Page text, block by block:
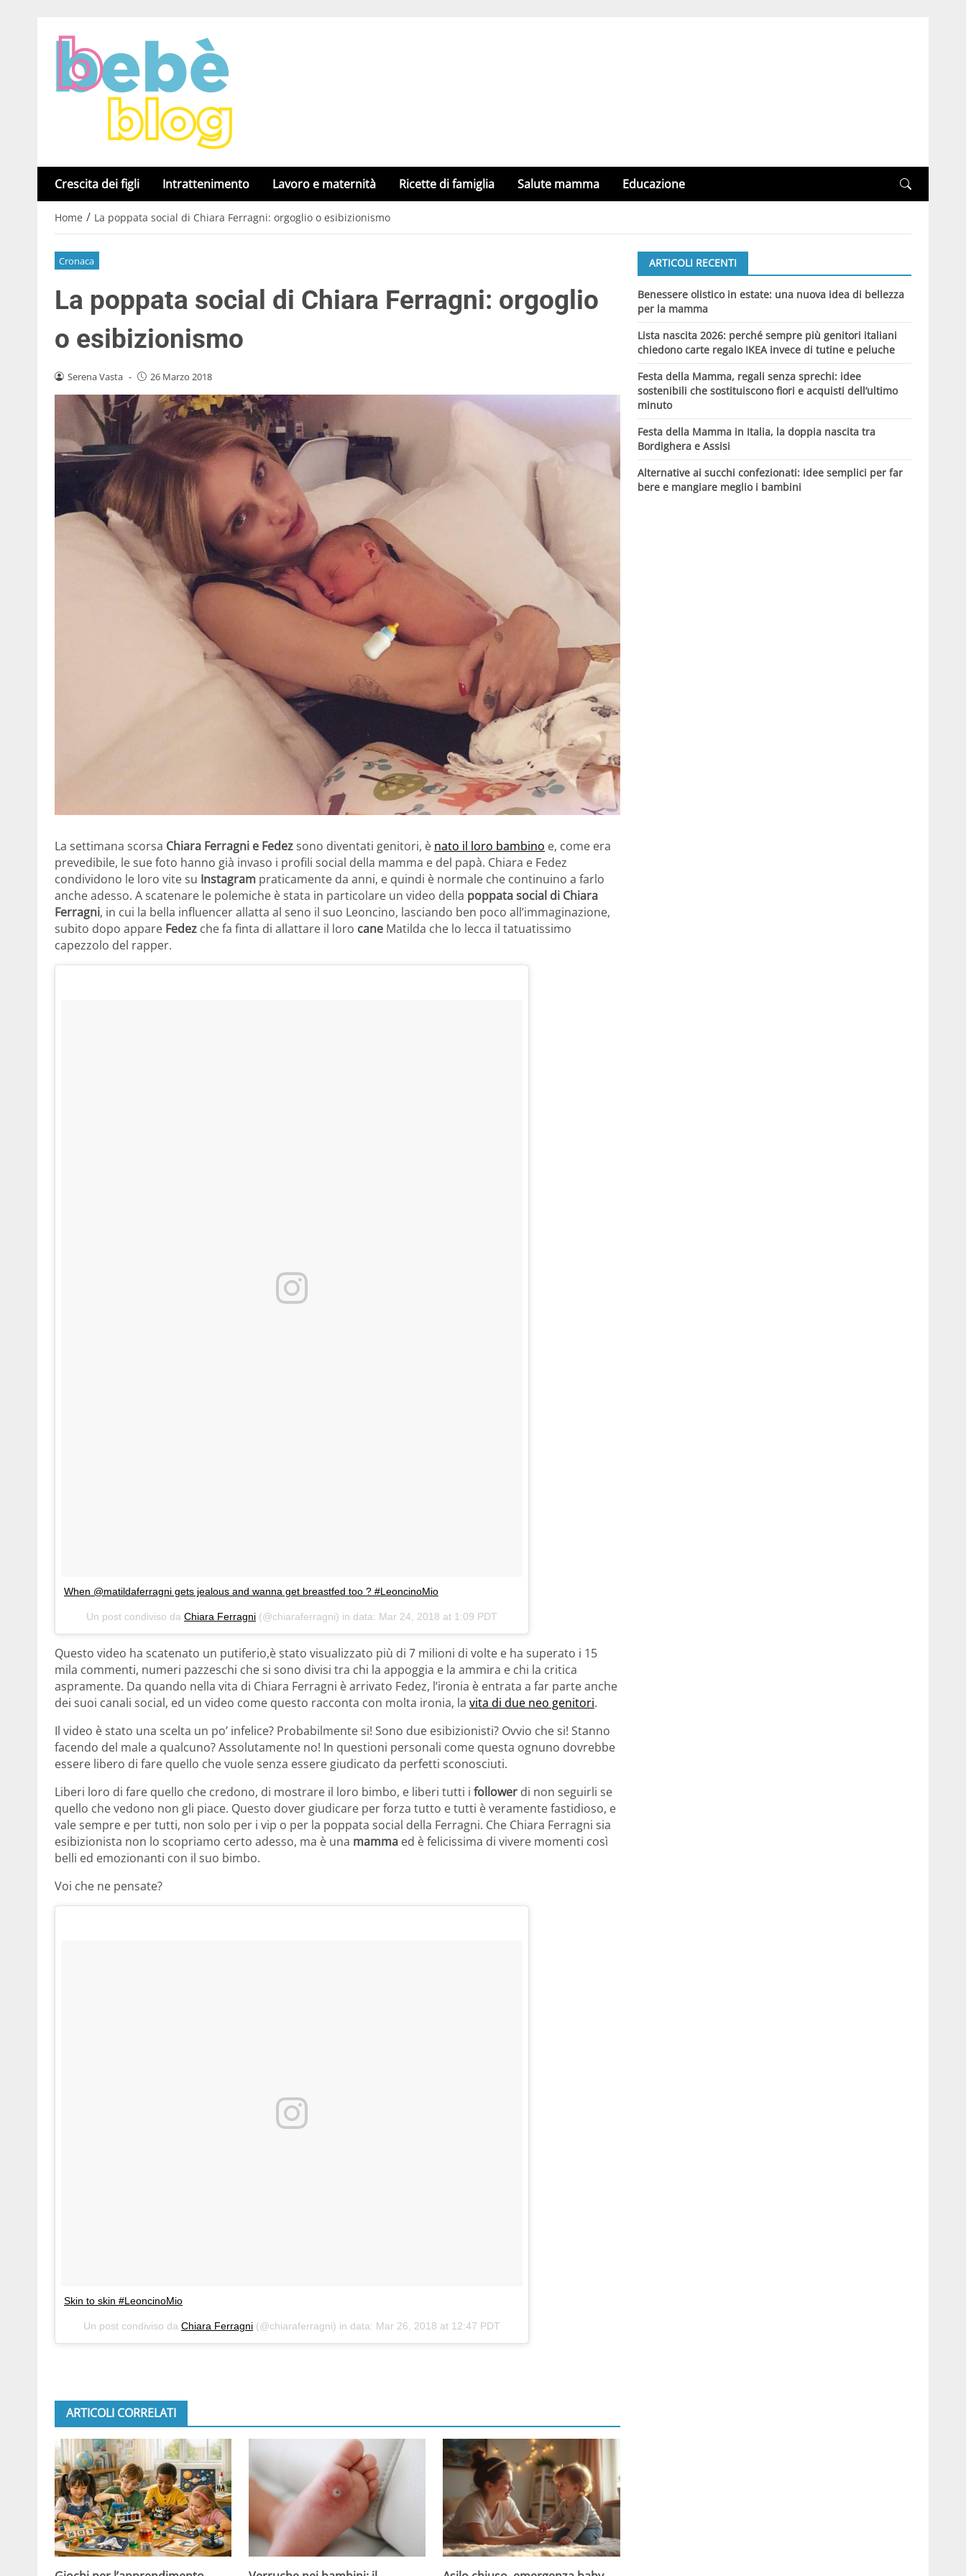
Crescita dei figli Intrattenimento Lavoro e maternità Ricette di famiglia Salute mamma Educazione
Home / La poppata social di Chiara Ferragni: orgoglio o esibizionismo
Cronaca
La poppata social di Chiara Ferragni: orgoglio
o esibizionismo
Serena Vasta - 26 Marzo 2018
La settimana scorsa Chiara Ferragni e Fedezsono diventati genitori, è nato il loro bambino e, come era
prevedibile, le sue foto hanno già invaso i profili social della mamma e del papà. Chiara e Fedez
condividono le loro vite su Instagram praticamente da anni, e quindi è normale che continuino a farlo
anche adesso. A scatenare le polemiche è stata in particolare un video della poppata social di Chiara
Ferragni, in cui la bella influencer allatta al seno il suo Leoncino, lasciando ben poco all’immaginazione,
subito dopo appare Fedez che fa finta di allattare il loro cane Matilda che lo lecca il tatuatissimo
capezzolo del rapper.
When @matildaferragni gets jealous and wanna get breastfed too ? #LeoncinoMio
Un post condiviso da Chiara Ferragni (@chiaraferragni) in data: Mar 24, 2018 at 1:09 PDT
Questo video ha scatenato un putiferio,è stato visualizzato più di 7 milioni di volte e ha superato i 15
mila commenti, numeri pazzeschi che si sono divisi tra chi la appoggia e la ammira e chi la critica
aspramente. Da quando nella vita di Chiara Ferragni è arrivato Fedez, l’ironia è entrata a far parte anche
dei suoi canali social, ed un video come questo racconta con molta ironia, la vita di due neo genitori.
Il video è stato una scelta un po’ infelice? Probabilmente si! Sono due esibizionisti? Ovvio che si! Stanno
facendo del male a qualcuno? Assolutamente no! In questioni personali come questa ognuno dovrebbe
essere libero di fare quello che vuole senza essere giudicato da perfetti sconosciuti.
Liberi loro di fare quello che credono, di mostrare il loro bimbo, e liberi tutti i follower di non seguirli se
quello che vedono non gli piace. Questo dover giudicare per forza tutto e tutti è veramente fastidioso, e
vale sempre e per tutti, non solo per i vip o per la poppata social della Ferragni. Che Chiara Ferragni sia
esibizionista non lo scopriamo certo adesso, ma è una mamma ed è felicissima di vivere momenti così
belli ed emozionanti con il suo bimbo.
Voi che ne pensate?
Skin to skin #LeoncinoMio
Un post condiviso da Chiara Ferragni (@chiaraferragni) in data: Mar 26, 2018 at 12:47 PDT
ARTICOLI CORRELATI
ARTICOLI RECENTI
Benessere olistico in estate: una nuova idea di bellezza
per la mamma
Lista nascita 2026: perché sempre più genitori italiani
chiedono carte regalo IKEA invece di tutine e peluche
Festa della Mamma, regali senza sprechi: idee
sostenibili che sostituiscono fiori e acquisti dell’ultimo
minuto
Festa della Mamma in Italia, la doppia nascita tra
Bordighera e Assisi
Alternative ai succhi confezionati: idee semplici per far
bere e mangiare meglio i bambini